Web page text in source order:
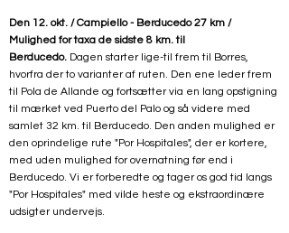
Den 12. okt. / Campiello - Berducedo 27 km /
Mulighed for taxa de sidste 8 km. til
Berducedo. Dagen starter lige-til frem til Borres,
hvorfra der to varianter af ruten. Den ene leder frem
til Pola de Allande og fortsætter via en lang opstigning
til mærket ved Puerto del Palo og så videre med
samlet 32 km. til Berducedo. Den anden mulighed er
den oprindelige rute "Por Hospitales", der er kortere,
med uden mulighed for overnatning før end i
Berducedo. Vi er forberedte og tager os god tid langs
"Por Hospitales" med vilde heste og ekstraordinære
udsigter undervejs.